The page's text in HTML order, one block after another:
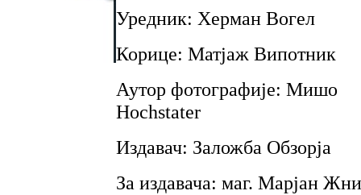
Уредник: Херман Вогел
Корице: Матјаж Випотник
Аутор фотографије: Мишо
Hochstater
Издавач: Заложба Обзорја
За издавача: маг. Марјан